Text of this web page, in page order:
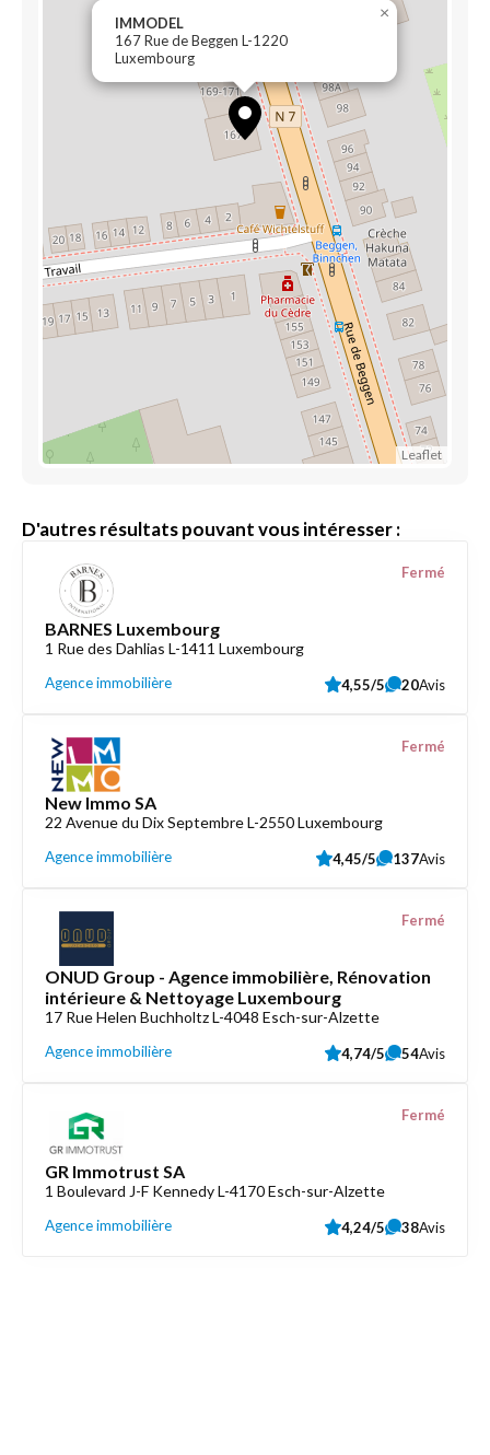
IMMODEL
167 Rue de Beggen L-1220
Luxembourg
×
Leaflet
D'autres résultats pouvant vous intéresser :
BARNES Luxembourg
1 Rue des Dahlias L-1411 Luxembourg
Agence immobilière
Fermé
4,55/5 20Avis
New Immo SA
22 Avenue du Dix Septembre L-2550 Luxembourg
Agence immobilière
Fermé
4,45/5 137Avis
ONUD Group - Agence immobilière, Rénovation
intérieure & Nettoyage Luxembourg
17 Rue Helen Buchholtz L-4048 Esch-sur-Alzette
Agence immobilière
Fermé
4,74/5 54Avis
GR Immotrust SA
1 Boulevard J-F Kennedy L-4170 Esch-sur-Alzette
Agence immobilière
Fermé
4,24/5 38Avis